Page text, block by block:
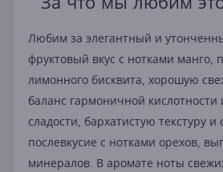
Любим за элегантный и
фруктовый вкус с нотками манго,
лимонного бисквита, хорошую
баланс гармоничной кислотности
сладости, бархатистую текстуру и
послевкусие с нотками орехов,
минералов. В аромате ноты